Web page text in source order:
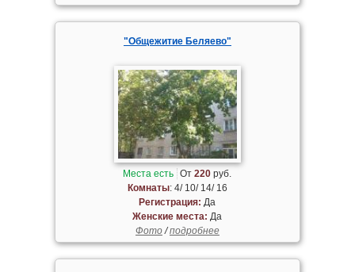
"Общежитие Беляево"
Места есть От220 руб.
Комнаты: 4/ 10/ 14/ 16
Регистрация: Да
Женские места: Да
Фото/подробнее